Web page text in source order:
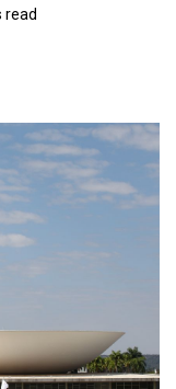
read